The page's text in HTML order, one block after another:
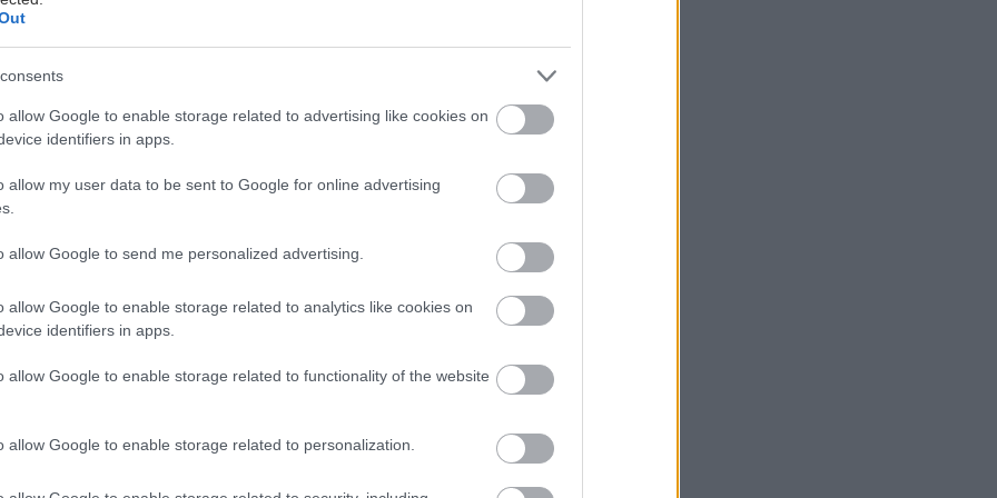
allow Google to enable storage related to advertising like cookies on
identifiers in apps.
allow my user data to be sent to Google for online advertising
allow Google to send me personalized advertising.
allow Google to enable storage related to analytics like cookies on
identifiers in apps.
allow Google to enable storage related to functionality of the website
allow Google to enable storage related to personalization.
ή ορθοπεταλιές σε ορεινά μονοπάτια; Πεζοπορία σε
σε απόκρυμνους βράχους; Η ομορφιά της φύσης αποκτά
τη ζεις εκ των… έσω και γι’ αυτόν ακριβώς το σκοπό οι
δραστηριότητες που πραγματοποιούνται ανά την Ελλάδα
δόσεις πρασίνου και αδρεναλίνη στους έχοντες τον χρόνο και
ανακαλύψουν.
μερικές από αυτές που ενδείκνυνται για αυτήν την περίοδο, καθώς
στις οποίες μπορείτε να απευθυνθείτε για να τις